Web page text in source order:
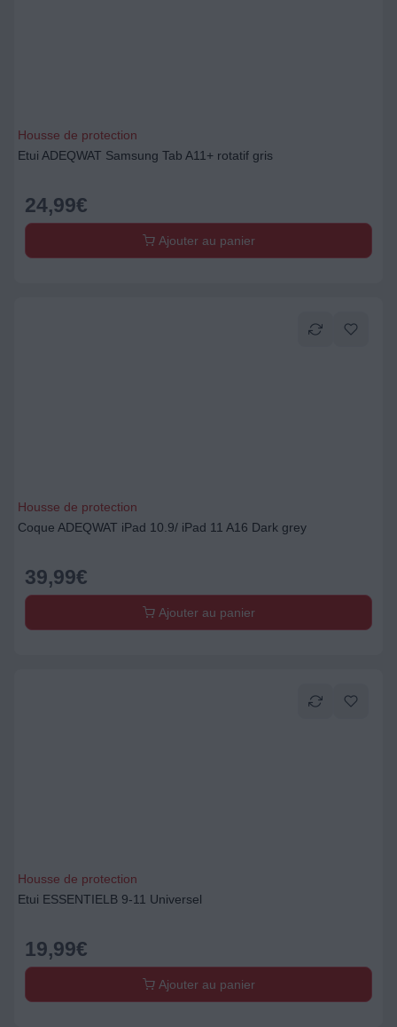
Housse de protection
Etui ADEQWAT Samsung Tab A11+ rotatif gris
24,99€
Ajouter au panier
Housse de protection
Coque ADEQWAT iPad 10.9/ iPad 11 A16 Dark grey
39,99€
Ajouter au panier
Housse de protection
Etui ESSENTIELB 9-11 Universel
19,99€
Ajouter au panier